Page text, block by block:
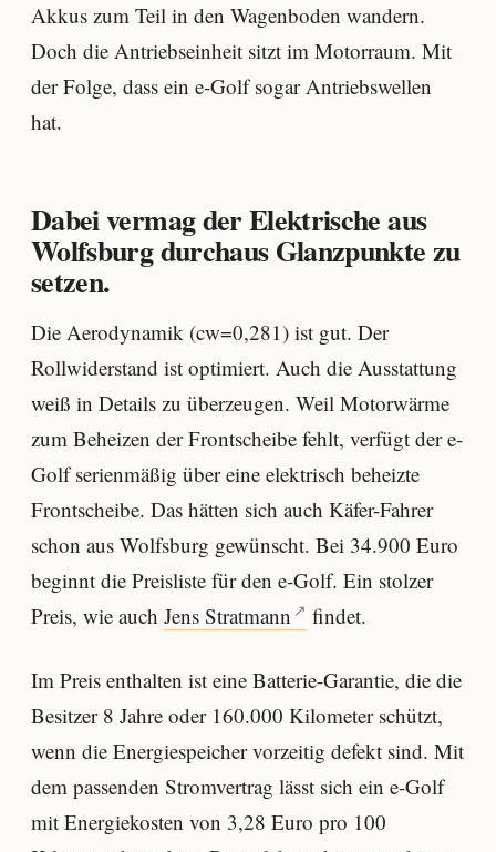
Akkus zum Teil in den Wagenboden wandern.
Doch die Antriebseinheit sitzt im Motorraum. Mit
der Folge, dass ein e-Golf sogar Antriebswellen
hat.
Dabei vermag der Elektrische aus
Wolfsburg durchaus Glanzpunkte zu
setzen.
Die Aerodynamik (cw=0,281) ist gut. Der
Rollwiderstand ist optimiert. Auch die Ausstattung
weiß in Details zu überzeugen. Weil Motorwärme
zum Beheizen der Frontscheibe fehlt, verfügt der e-
Golf serienmäßig über eine elektrisch beheizte
Frontscheibe. Das hätten sich auch Käfer-Fahrer
schon aus Wolfsburg gewünscht. Bei 34.900 Euro
beginnt die Preisliste für den e-Golf. Ein stolzer
Preis, wie auch Jens Stratmann findet.
Im Preis enthalten ist eine Batterie-Garantie, die die
Besitzer 8 Jahre oder 160.000 Kilometer schützt,
wenn die Energiespeicher vorzeitig defekt sind. Mit
dem passenden Stromvertrag lässt sich ein e-Golf
mit Energiekosten von 3,28 Euro pro 100